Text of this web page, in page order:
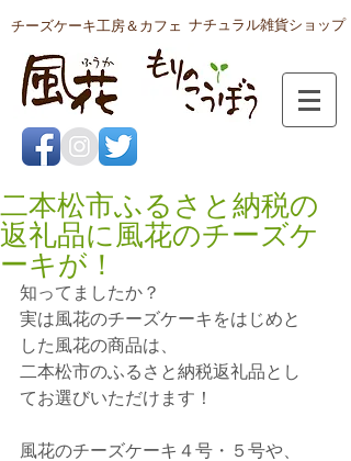
チーズケーキ工房＆カフェ ナチュラル雑貨ショップ
二本松市ふるさと納税の
返礼品に風花のチーズケ
ーキが！
知ってましたか？
実は風花のチーズケーキをはじめと
した風花の商品は、
二本松市のふるさと納税返礼品とし
てお選びいただけます！
風花のチーズケーキ４号・５号や、